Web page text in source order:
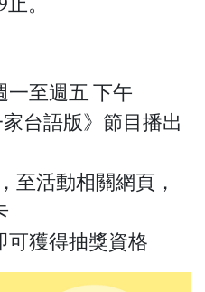
一至週五 下午
台語版》節目播出
至活動相關網頁，
可獲得抽獎資格